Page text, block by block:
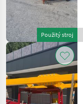
Použitý stroj